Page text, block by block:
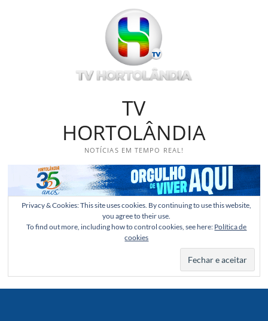
TV
HORTOLÂNDIA
NOTÍCIAS EM TEMPO REAL!
Privacy & Cookies: This site uses cookies. By continuing to use this website,
you agree to their use.
To find out more, including how to control cookies, see here: Política de
cookies